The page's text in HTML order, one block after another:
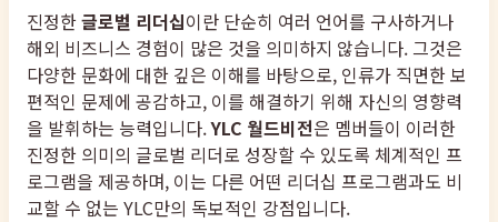
진정한글로벌 리더십이란 단순히 여러 언어를 구사하거나
해외 비즈니스 경험이 많은 것을 의미하지 않습니다. 그것은
다양한 문화에 대한 깊은 이해를 바탕으로, 인류가 직면한 보
편적인 문제에 공감하고, 이를 해결하기 위해 자신의 영향력
을 발휘하는 능력입니다.YLC 월드비전은 멤버들이 이러한
진정한 의미의 글로벌 리더로 성장할 수 있도록 체계적인 프
로그램을 제공하며, 이는 다른 어떤 리더십 프로그램과도 비
교할 수 없는 YLC만의 독보적인 강점입니다.